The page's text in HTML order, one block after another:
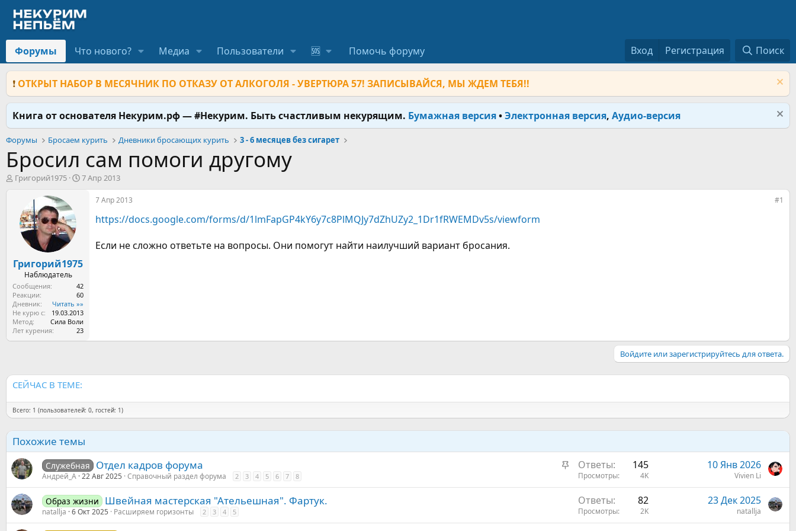
Форумы Что нового? Медиа Пользователи 🆘 Помочь форуму Вход Регистрация Поиск
❗ ОТКРЫТ НАБОР В МЕСЯЧНИК ПО ОТКАЗУ ОТ АЛКОГОЛЯ - УВЕРТЮРА 57! ЗАПИСЫВАЙСЯ, МЫ ЖДЕМ ТЕБЯ!!
Книга от основателя Некурим.рф — #Некурим. Быть счастливым некурящим. Бумажная версия•Электронная версия, Аудио-версия
Форумы Бросаем курить Дневники бросающих курить 3 - 6 месяцев без сигарет
Бросил сам помоги другому
А
ы
Григорий1975
Д
л
7 Апр 2013
Григорий1975
Наблюдатель
Сообщения
42
Реакции
60
Дневник
Читать »»
Не курю с
19.03.2013
Метод
Сила Воли
Лет курения
23
7 Апр 2013 #1
https://docs.google.com/forms/d/1lmFapGP4kY6y7c8PlMQJy7dZhUZy2_1Dr1fRWEMDv5s/viewform
Если не сложно ответьте на вопросы. Они помогут найти наилучший вариант бросания.
Войдите или зарегистрируйтесь для ответа.
СЕЙЧАС В ТЕМЕ:
Всего: 1 (пользователей: 0, гостей: 1)
Похожие темы
З
к
Служебная Отдел кадров форума
Андрей_А 22 Авг 2025 Справочный раздел форума 2 3 4 5 6 7 8
Ответы 145
Просмотры 4K
10 Янв 2026
Vivien Li
Образ жизни Швейная мастерская "Ательешная". Фартук.
natallja 6 Окт 2025 Расширяем горизонты 2 3 4 5
Ответы 82
Просмотры 2K
23 Дек 2025
natallja